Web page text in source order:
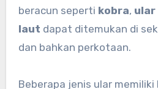
beracun seperti kobra, ular
laut dapat ditemukan di
dan bahkan perkotaan.
Beberapa jenis ular